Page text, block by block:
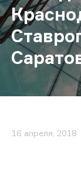
16 апреля, 2018